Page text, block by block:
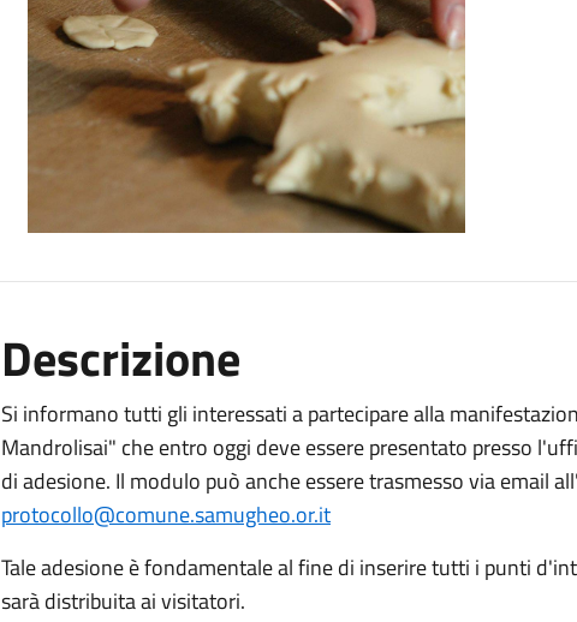
Descrizione
Si informano tutti gli interessati a partecipare alla
Mandrolisai" che entro oggi deve essere presentato presso
di adesione. Il modulo può anche essere trasmesso via email
protocollo@comune.samugheo.or.it
Tale adesione è fondamentale al fine di inserire tutti i punti
sarà distribuita ai visitatori.